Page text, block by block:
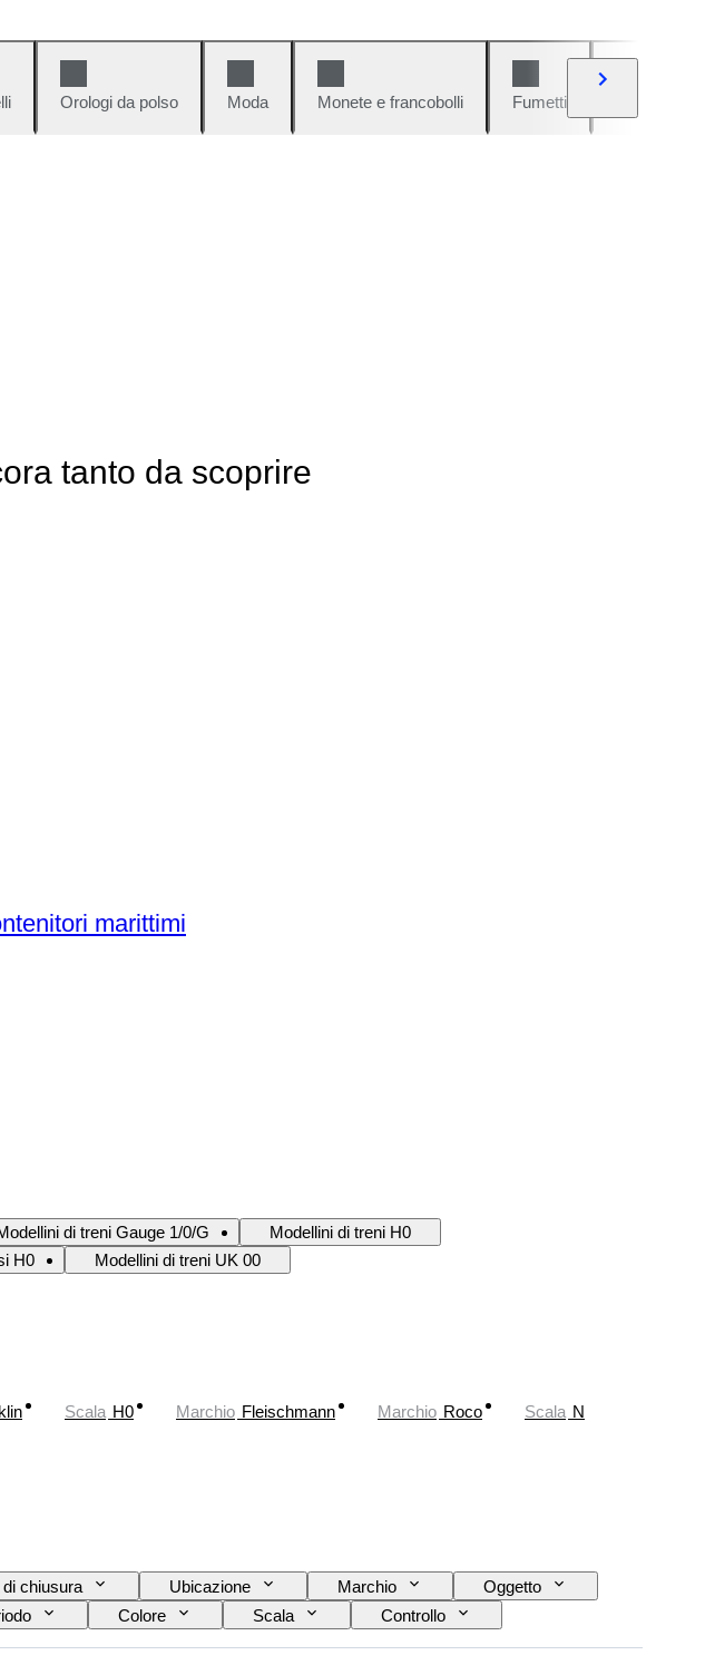
Orologi da polso Moda Monete e francobolli Fumetti
tanto da scoprire
marittimi
di treni Gauge 1/0/G
Modellini di treni H0
H0 Modellini di treni UK 00
Scala H0 Marchio Fleischmann Marchio Roco Scala N
di chiusura Ubicazione Marchio
Oggetto
Colore Scala
Controllo